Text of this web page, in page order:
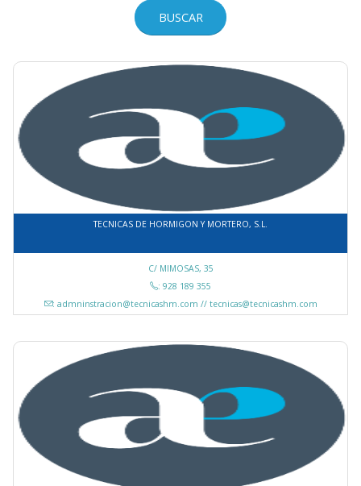
TECNICAS DE HORMIGON Y MORTERO, S.L.
C/ MIMOSAS, 35
: 928 189 355
: admninstracion@tecnicashm.com // tecnicas@tecnicashm.com